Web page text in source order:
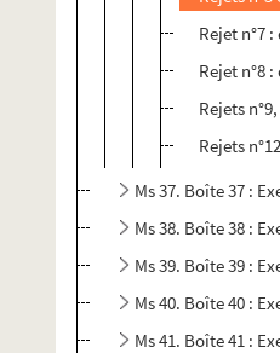
Rejet n°7 :
Rejet n°8 :
Rejets
Rejets
Ms 37. Boîte 37 :
Ms 38. Boîte 38 :
Ms 39. Boîte 39 :
Ms 40. Boîte 40 :
Ms 41. Boîte 41 :